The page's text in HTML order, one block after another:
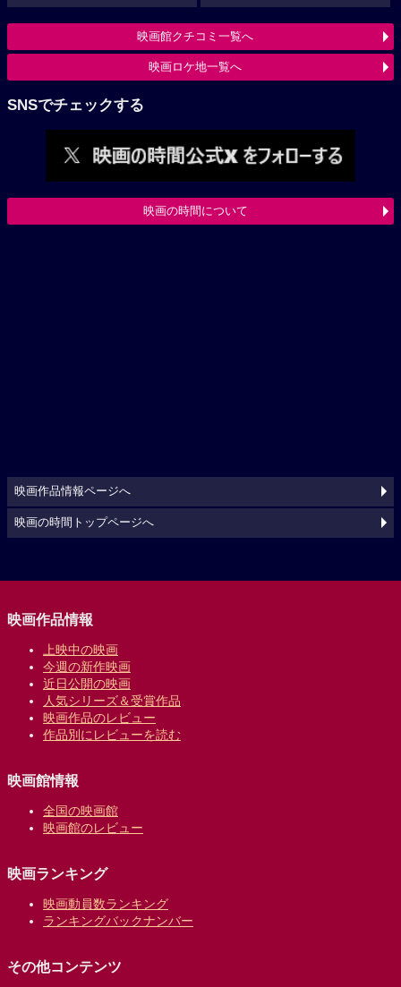
映画館クチコミ一覧へ
映画ロケ地一覧へ
SNSでチェックする
映画の時間について
映画作品情報ページへ
映画の時間トップページへ
映画作品情報
上映中の映画
今週の新作映画
近日公開の映画
人気シリーズ＆受賞作品
映画作品のレビュー
作品別にレビューを読む
映画館情報
全国の映画館
映画館のレビュー
映画ランキング
映画動員数ランキング
ランキングバックナンバー
その他コンテンツ